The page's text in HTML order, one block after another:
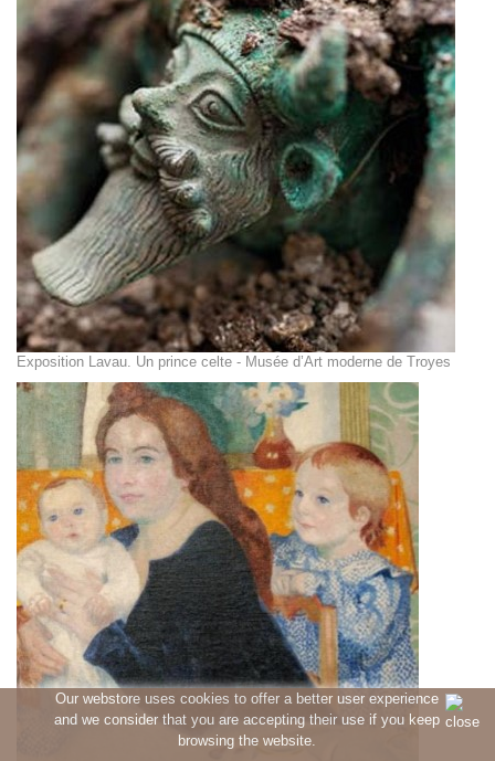
Our webstore uses cookies to offer a better user experience
and we consider that you are accepting their use if you keep
browsing the website.
Exposition Lavau. Un prince celte - Musée d’Art moderne de Troyes